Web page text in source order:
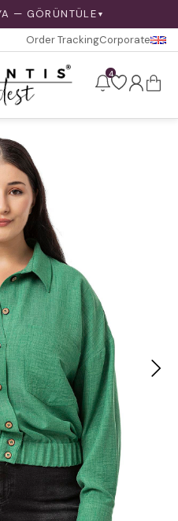
— GÖRÜNTÜLE ▼
Order TrackingCorporate
4